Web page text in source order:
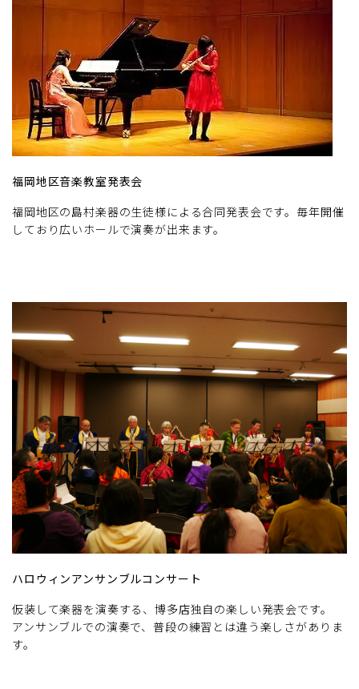
福岡地区音楽教室発表会
福岡地区の島村楽器の生徒様による合同発表会です。毎年開催
しており広いホールで演奏が出来ます。
ハロウィンアンサンブルコンサート
仮装して楽器を演奏する、博多店独自の楽しい発表会です。
アンサンブルでの演奏で、普段の練習とは違う楽しさがありま
す。